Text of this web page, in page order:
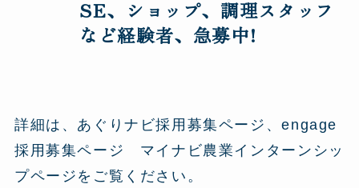
SE、ショップ、調理スタッフ
など経験者、急募中!
詳細は、あぐりナビ採用募集ページ、engage
採用募集ページ マイナビ農業インターンシッ
プページをご覧ください。